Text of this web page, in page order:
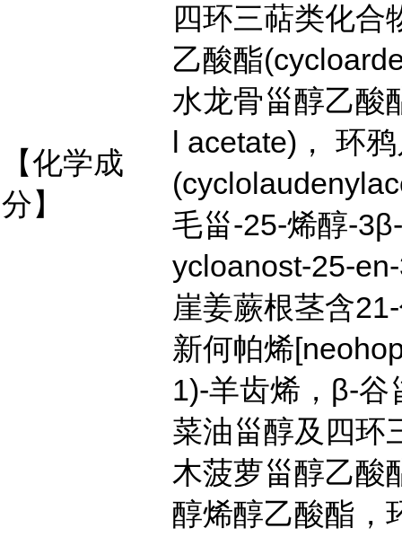
【化学成
分】
四环三萜类化合
乙酸酯
水龙骨甾醇乙酸
l acetate)， 环
毛甾-25-烯醇-
ycloanost-25-
崖姜蕨根茎含
新何帕烯
1)-羊齿烯，β-谷
菜油甾醇及四环
木菠萝甾醇乙酸
醇烯醇乙酸酯，